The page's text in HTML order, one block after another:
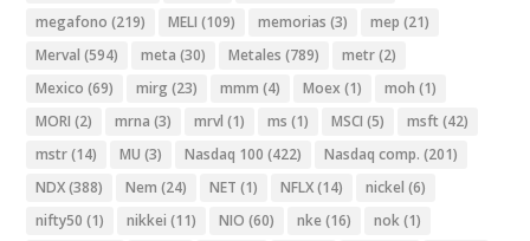
megafono (219) MELI (109) memorias (3) mep (21)
Merval (594) meta (30) Metales (789) metr(2)
Mexico (69) mirg (23) mmm (4) Moex (1) moh (1)
MORI (2) mrna (3) mrvl (1) ms (1) MSCI (5) msft (42)
mstr(14) MU (3) Nasdaq 100 (422) Nasdaq comp. (201)
NDX(388) Nem (24) NET (1) NFLX(14) nickel (6)
nifty50 (1) nikkei (11) NIO (60) nke (16) nok(1)